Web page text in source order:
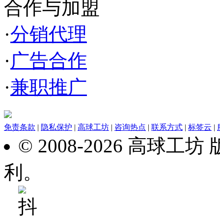
合作与加盟
·分销代理
·广告合作
·兼职推广
免责条款 | 隐私保护 | 高球工坊 | 咨询热点 | 联系方式 | 标签云 |
© 2008-2026 高球工坊
利。